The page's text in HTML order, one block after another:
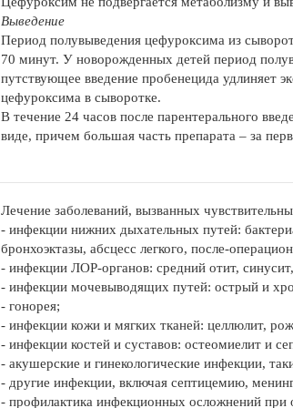
Выведение
Период полувыведения цефуроксима из
70 минут. У новорожденных детей период
путствующее введение пробенецида удлиняет
цефуроксима в сыворотке.
В течение 24 часов после парентерального
виде, причем большая часть препарата – за
Лечение заболеваний, вызванных
- инфекции нижних дыхательных путей:
бронхоэктазы, абсцесс легкого, после-
- инфекции ЛОР-органов: средний отит,
- инфекции мочевыводящих путей: острый и
- гонорея;
- инфекции кожи и мягких тканей: целлюлит,
- инфекции костей и суставов: остеомиелит и
- акушерские и гинекологические инфекции,
- другие инфекции, включая септицемию,
- профилактика инфекционных осложнений при